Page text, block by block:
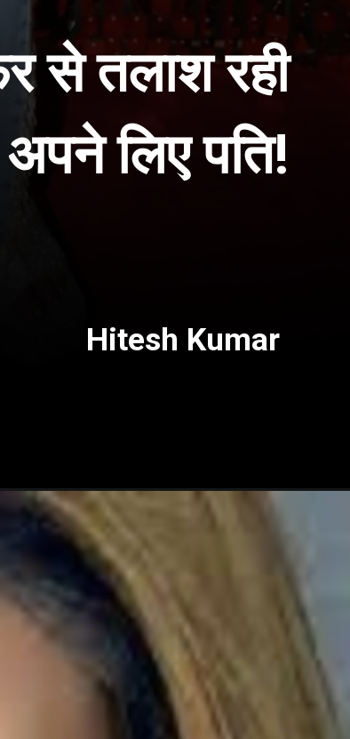
से तलाश रही
लिए पति!
Hitesh Kumar